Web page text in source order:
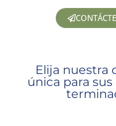
Elija nuestra
única para